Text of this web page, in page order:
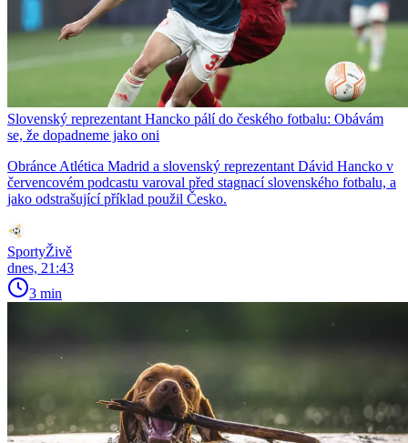
Slovenský reprezentant Hancko pálí do českého fotbalu: Obávám
se, že dopadneme jako oni
Obránce Atlética Madrid a slovenský reprezentant Dávid Hancko v
červencovém podcastu varoval před stagnací slovenského fotbalu, a
jako odstrašující příklad použil Česko.
SportyŽivě
dnes, 21:43
3 min